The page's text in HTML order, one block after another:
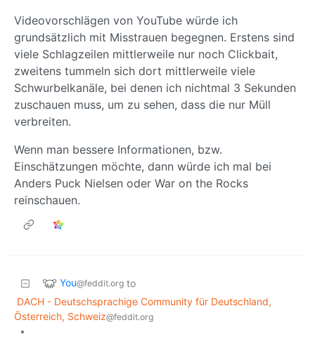
Videovorschlägen von YouTube würde ich
grundsätzlich mit Misstrauen begegnen. Erstens sind
viele Schlagzeilen mittlerweile nur noch Clickbait,
zweitens tummeln sich dort mittlerweile viele
Schwurbelkanäle, bei denen ich nichtmal 3 Sekunden
zuschauen muss, um zu sehen, dass die nur Müll
verbreiten.
Wenn man bessere Informationen, bzw.
Einschätzungen möchte, dann würde ich mal bei
Anders Puck Nielsen oder War on the Rocks
reinschauen.
You@feddit.org to
DACH - Deutschsprachige Community für Deutschland,
Österreich, Schweiz@feddit.org
•